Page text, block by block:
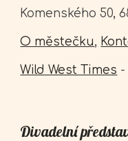
Komenského 50,
O městečku,
Wild West Times -
Divadelní